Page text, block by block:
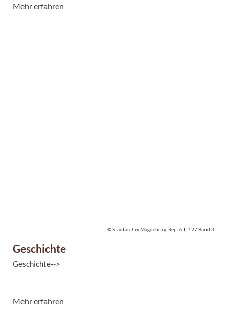
Mehr erfahren
Geschichte
Geschichte-->
Mehr erfahren
© Stadtarchiv Magdeburg, Rep. A I, P 27 Band 3